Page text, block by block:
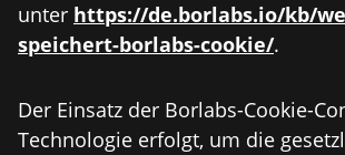
unter https://de.borlabs.io/kb/
speichert-borlabs-cookie/.
Der Einsatz der Borlabs-Cookie-
Technologie erfolgt, um die